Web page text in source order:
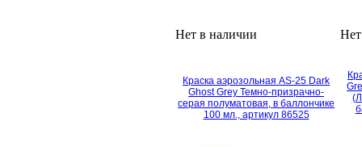
Нет в наличии
Краска аэрозольная AS-25 Dark
Ghost Grey Темно-призрачно-
серая полуматовая, в баллончике
100 мл., артикул 86525